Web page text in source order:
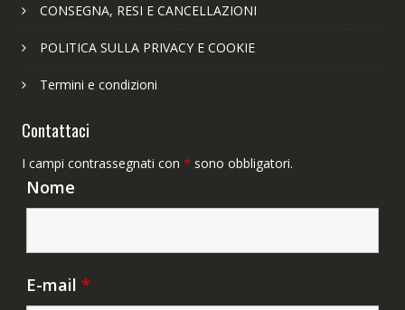
CONSEGNA, RESI E CANCELLAZIONI
POLITICA SULLA PRIVACY E COOKIE
Termini e condizioni
Contattaci
I campi contrassegnati con * sono obbligatori.
Nome
E-mail *